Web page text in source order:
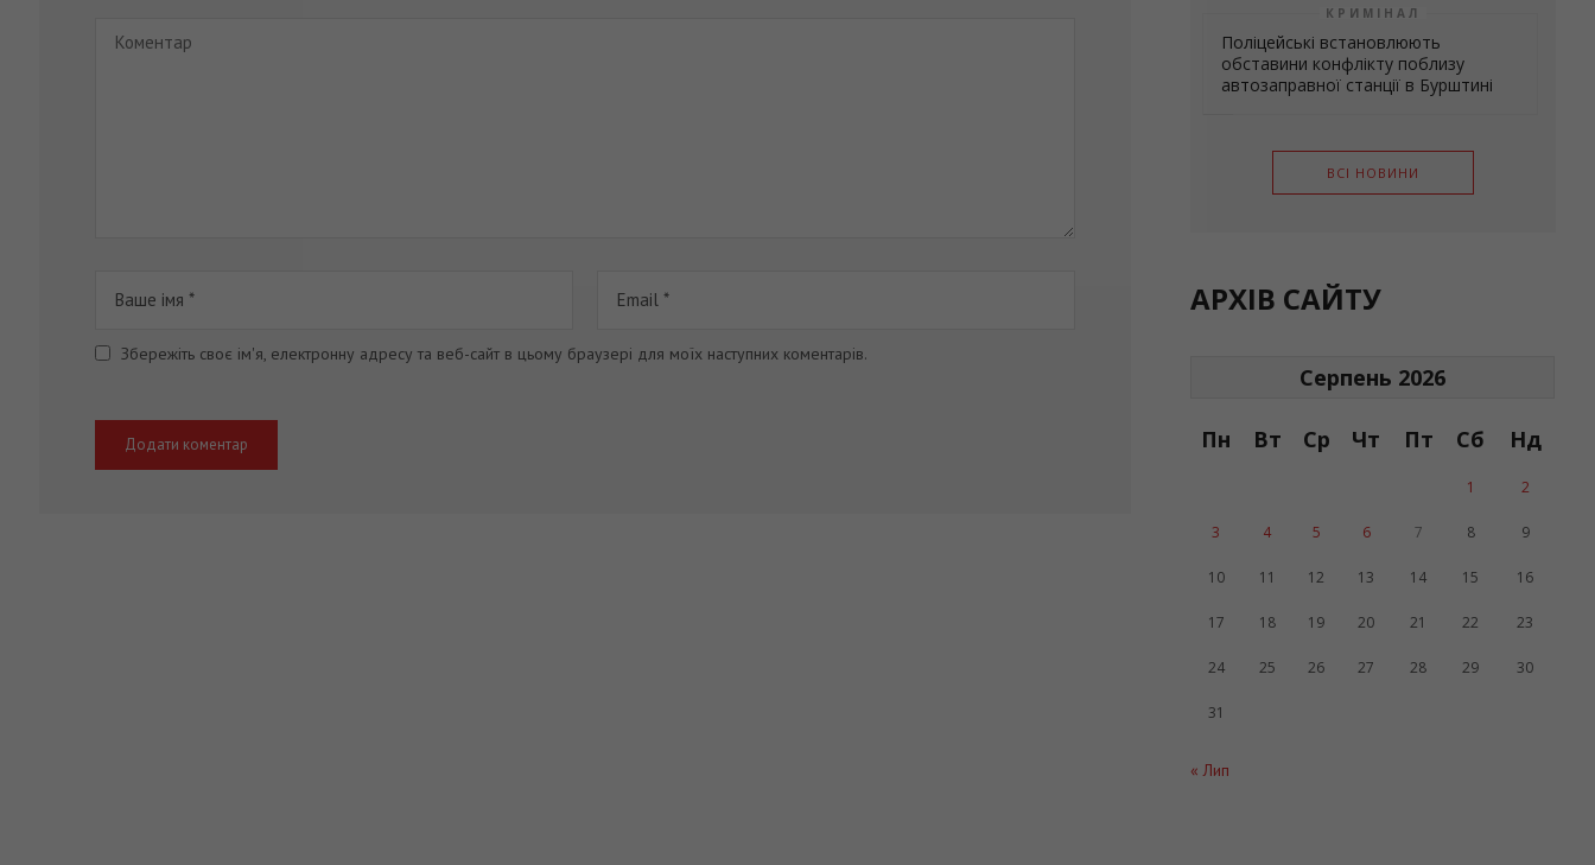
Збережіть своє ім'я, електронну адресу та веб-сайт в цьому браузері для моїх наступних коментарів.
КРИМІНАЛ
Поліцейські встановлюють
обставини конфлікту поблизу
автозаправної станції в Бурштині
ВСІ НОВИНИ
АРХІВ САЙТУ
Серпень 2026
Пн Вт Ср Чт Пт Сб Нд
« Лип
1 2
3 4 5 6 7 8 9
10 11 12 13 14 15 16
17 18 19 20 21 22 23
24 25 26 27 28 29 30
31